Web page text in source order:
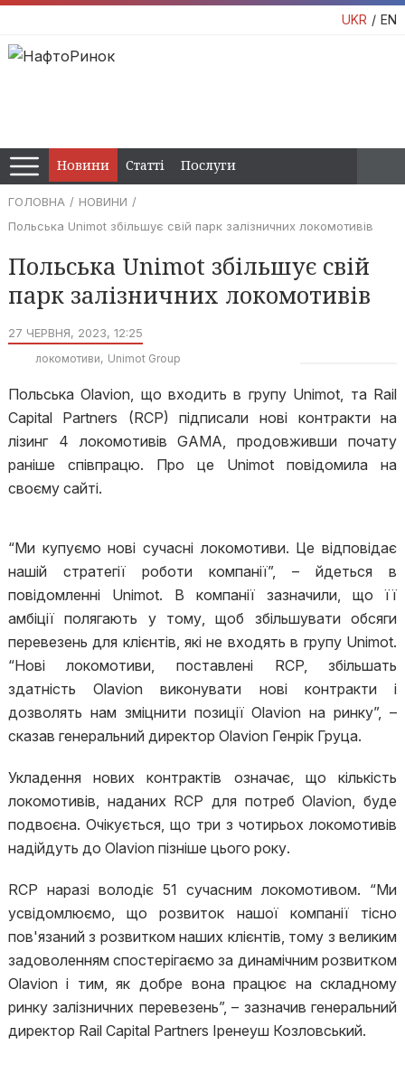
UKR EN
Новини Статті Послуги
ГОЛОВНА
НОВИНИ
Польська Unimot збільшує свій парк залізничних локомотивів
Польська Unimot збільшує свій
парк залізничних локомотивів
27 ЧЕРВНЯ, 2023, 12:25
локомотиви Unimot Group
Польська Olavion, що входить в групу Unimot, та Rail
Capital Partners (RCP) підписали нові контракти на
лізинг 4 локомотивів GAMA, продовживши почату
раніше співпрацю. Про це Unimot повідомила на
своєму сайті.
“Ми купуємо нові сучасні локомотиви. Це відповідає
нашій стратегії роботи компанії”, – йдеться в
повідомленні Unimot. В компанії зазначили, що її
амбіції полягають у тому, щоб збільшувати обсяги
перевезень для клієнтів, які не входять в групу Unimot.
“Нові локомотиви, поставлені RCP, збільшать
здатність Olavion виконувати нові контракти і
дозволять нам зміцнити позиції Olavion на ринку”, –
сказав генеральний директор Olavion Генрік Груца.
Укладення нових контрактів означає, що кількість
локомотивів, наданих RCP для потреб Olavion, буде
подвоєна. Очікується, що три з чотирьох локомотивів
надійдуть до Olavion пізніше цього року.
RCP наразі володіє 51 сучасним локомотивом. “Ми
усвідомлюємо, що розвиток нашої компанії тісно
пов'язаний з розвитком наших клієнтів, тому з великим
задоволенням спостерігаємо за динамічним розвитком
Olavion і тим, як добре вона працює на складному
ринку залізничних перевезень”, – зазначив генеральний
директор Rail Capital Partners Іренеуш Козловський.